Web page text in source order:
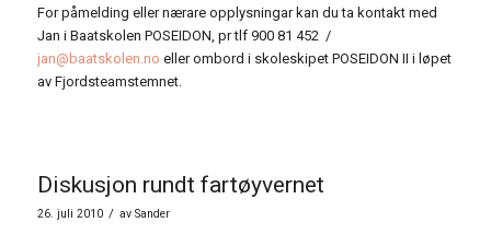
For påmelding eller nærare opplysningar kan du ta kontakt med
Jan i Baatskolen POSEIDON, pr tlf 900 81 452 /
jan@baatskolen.no eller ombord i skoleskipet POSEIDON II i løpet
av Fjordsteamstemnet.
Diskusjon rundt fartøyvernet
26. juli 2010 / av Sander